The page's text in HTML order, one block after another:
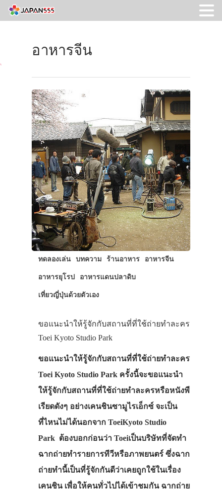
อาหารจีน
ทดลองเล่น บทความ ร้านอาหาร อาหารจีน
อาหารยุโรป อาหารแดนปลาดิบ
เที่ยวญี่ปุ่นด้วยตัวเอง
ขอแนะนำให้รู้จักกับสถานที่ที่ใช้ถ่ายทำละคร
Toei Kyoto Studio Park
ขอแนะนำให้รู้จักกับสถานที่ที่ใช้ถ่ายทำละคร
Toei Kyoto Studio Park ครั้งนี้จะขอแนะนำ
ให้รู้จักกับสถานที่ที่ใช้ถ่ายทำละครหรือหนังพี
เรียดดังๆ อย่างเคนชินซามูไรเอ็กซ์ จะเป็น
ที่ไหนไม่ได้นอกจาก ToeiKyoto Studio
Park ต้องบอกก่อนว่า Toeiเป็นบริษัทที่จัดทำ
ฉากถ่ายทำรายการทีวีหรือภาพยนตร์ ซึ่งฉาก
ถ่ายทำนี้เป็นที่รู้จักกันดีว่าเคยถูกใช้ในเรื่อง
เคนชิน เพื่อให้คนทั่วไปได้เข้าชมกัน ฉากถ่าย